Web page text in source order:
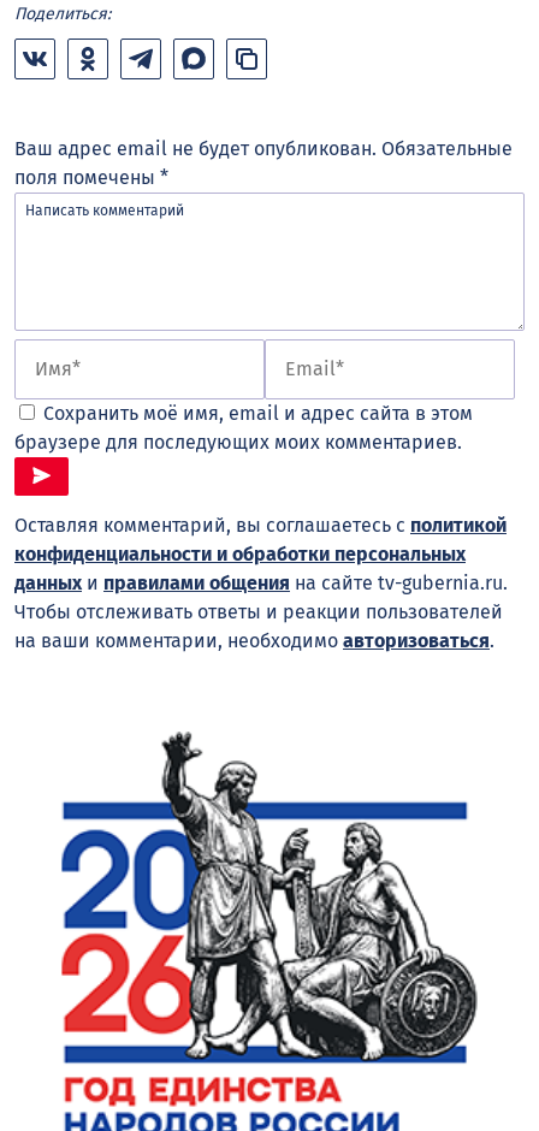
Поделиться:
Ваш адрес email не будет опубликован. Обязательные
поля помечены *
Сохранить моё имя, email и адрес сайта в этом
браузере для последующих моих комментариев.
Оставляя комментарий, вы соглашаетесь с политикой
конфиденциальности и обработки персональных
данных и правилами общения на сайте tv-gubernia.ru.
Чтобы отслеживать ответы и реакции пользователей
на ваши комментарии, необходимо авторизоваться.